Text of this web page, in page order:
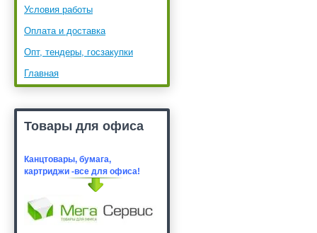
Условия работы
Оплата и доставка
Опт, тендеры, госзакупки
Главная
Товары для офиса
Канцтовары, бумага,
картриджи -все для офиса!